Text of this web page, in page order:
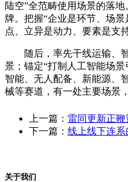
陆空”全范畴使用场景的落
牌。把握“企业是环节、场
点、立异是动力、要素是支
随后，率先干线运输、智
景；锚定“打制人工智能场
智能、无人配备、新能源、
械等赛道，有一处主要场景，
上一篇： 雷同更新正鞭
下一篇： 线上线下连
关于我们